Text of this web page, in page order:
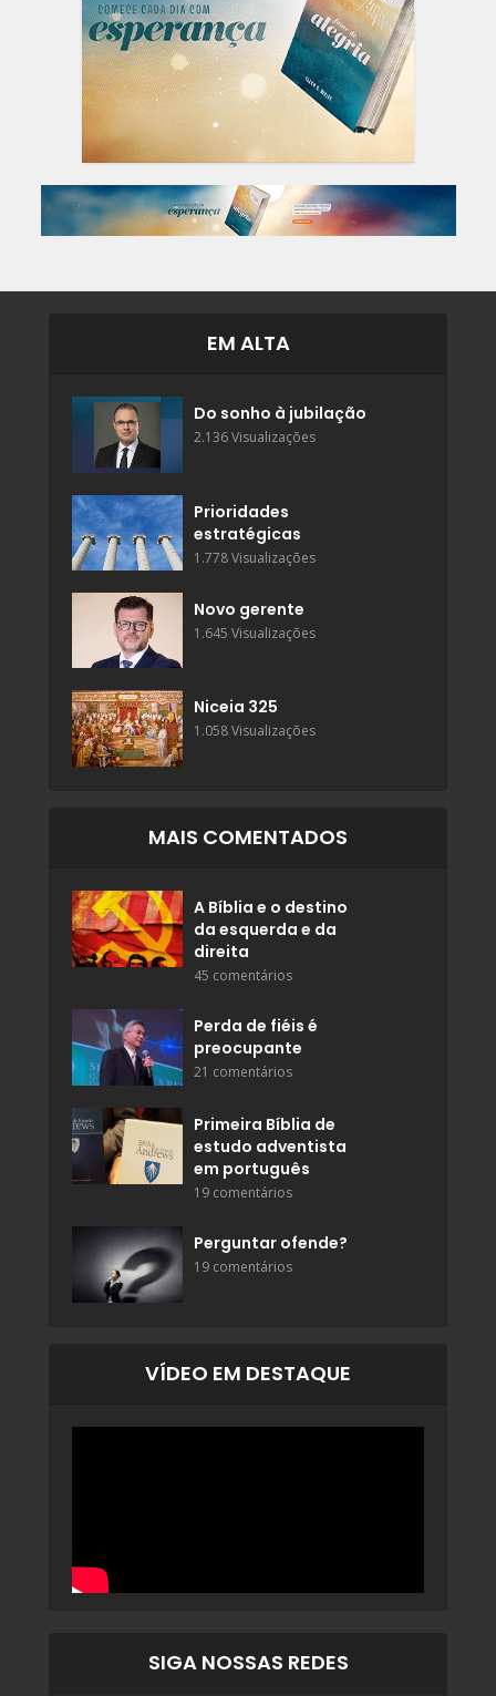
EM ALTA
Do sonho à jubilação
2.136 Visualizações
Prioridades
estratégicas
1.778 Visualizações
Novo gerente
1.645 Visualizações
Niceia 325
1.058 Visualizações
MAIS COMENTADOS
A Bíblia e o destino
da esquerda e da
direita
45 comentários
Perda de fiéis é
preocupante
21 comentários
Primeira Bíblia de
estudo adventista
em português
19 comentários
Perguntar ofende?
19 comentários
VÍDEO EM DESTAQUE
SIGA NOSSAS REDES